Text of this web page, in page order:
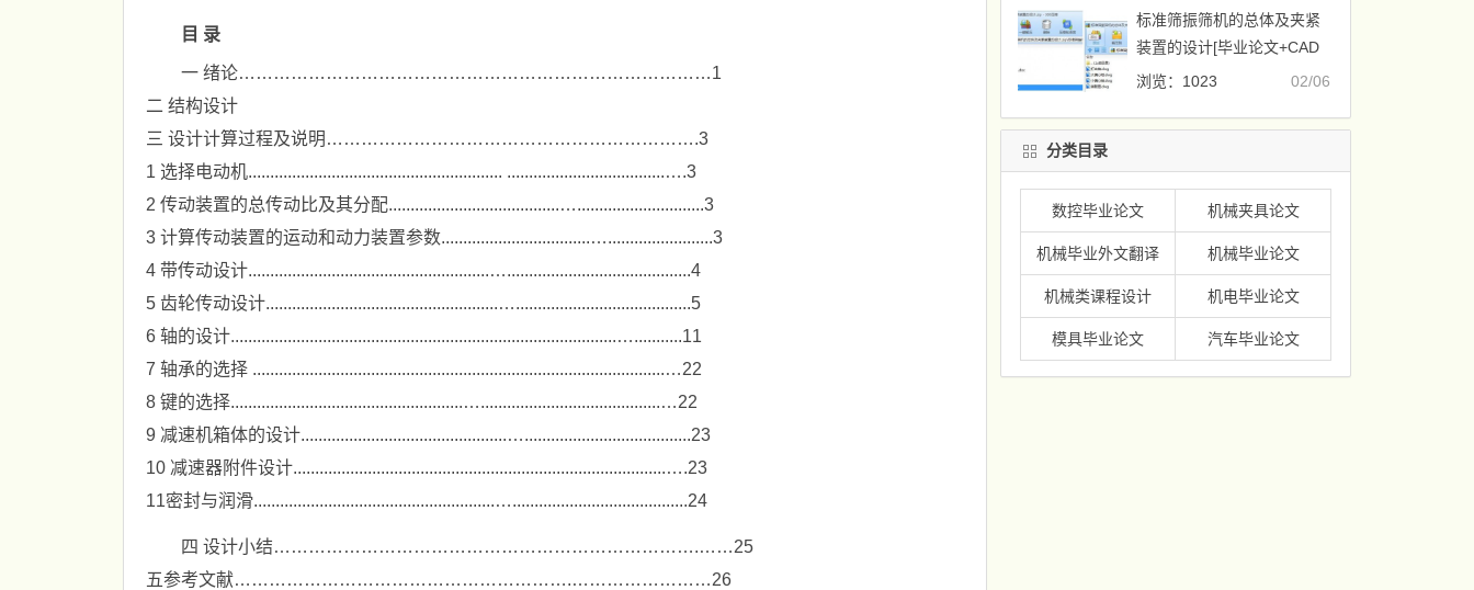
目 录
一 绪论………………………………………………………………………1
二 结构设计
三 设计计算过程及说明……………………………………………………….3
1 选择电动机.......................................................... ....................................….3
2 传动装置的总传动比及其分配.......................................….............................3
3 计算传动装置的运动和动力装置参数..................................…........................3
4 带传动设计.......................................................…..........................................4
5 齿轮传动设计.....................................................…........................................5
6 轴的设计........................................................................................…...........11
7 轴承的选择 ..............................................................................................…22
8 键的选择.....................................................….........................................…22
9 减速机箱体的设计...............................................…......................................23
10 减速器附件设计.....................................................................................….23
11密封与润滑.......................................................…........................................24
四 设计小结……………………………………………………………….……25
五参考文献………………………………………………….……………………26
标准筛振筛机的总体及夹紧
装置的设计[毕业论文+CAD
图纸]
02/06
浏览：1023
分类目录
数控毕业论文 机械夹具论文
机械毕业外文翻译 机械毕业论文
机械类课程设计 机电毕业论文
模具毕业论文 汽车毕业论文